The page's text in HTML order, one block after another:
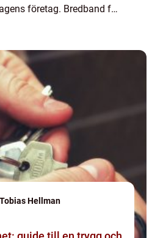
företag. Bredband för
Tobias Hellman